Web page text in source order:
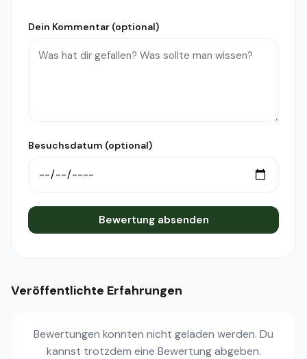
Dein Kommentar (optional)
Besuchsdatum (optional)
Bewertung absenden
Veröffentlichte Erfahrungen
Bewertungen konnten nicht geladen werden. Du
kannst trotzdem eine Bewertung abgeben.